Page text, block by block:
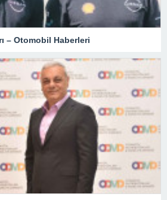
– Otomobil Haberleri